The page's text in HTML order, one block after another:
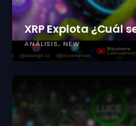
XRP Explota ¿Cuál
ANÁLISIS NEW